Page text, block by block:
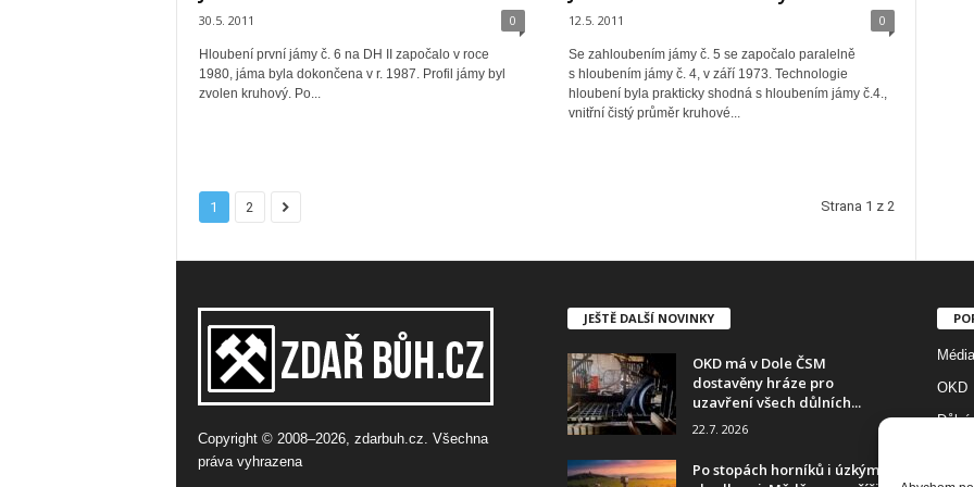
30.5. 2011 0
Hloubení první jámy č. 6 na DH II započalo v roce
1980, jáma byla dokončena v r. 1987. Profil jámy byl
zvolen kruhový. Po...
12.5. 2011 0
Se zahloubením jámy č. 5 se započalo paralelně
s hloubením jámy č. 4, v září 1973. Technologie
hloubení byla prakticky shodná s hloubením jámy č.4.,
vnitřní čistý průměr kruhové...
1 2 Strana 1 z 2
Copyright © 2008–2026, zdarbuh.cz. Všechna
práva vyhrazena
JEŠTĚ DALŠÍ NOVINKY
OKD má v Dole ČSM
dostavěny hráze pro
uzavření všech důlních...
22.7. 2026
Po stopách horníků i úzkými
Média
OKD
Důlní